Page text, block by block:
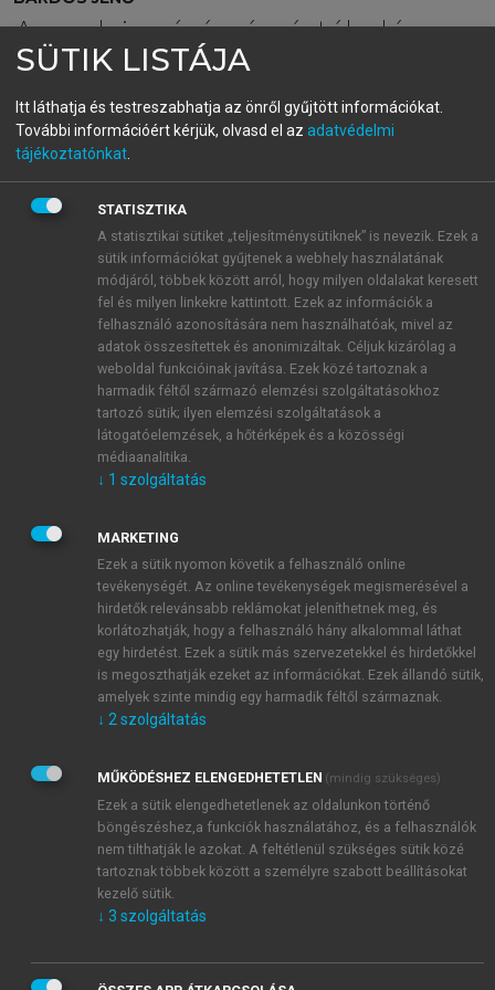
A nyelvi mérés és értékelés
elmélete és gyakorlata
menu_book OLVASÁS
A kilencvenes évek
A nyolcvanas évek végén már több olyan munka
jelent meg (Hughes, 1989;Weir, 1990), amely
mintegy előrevetíti a tesztösszeállítás, tesztfejlesztés
századvégi gyakorlatát. Hughes esetében például a
legfontosabb szakaszok a következők. Az első lépés a
problémafelvetés, amely természetesen
célelemzésbe megy át. A második lépés, amelyeket
Hughes „ megoldásoknak
kritériumszintjeinek tisztázása. Ebben a legfontosabb
elvárás az adott nyelvi készségek pontosság,
elfogadhatóság, megfelelés, sávszélesség és a
kiválasztott minta rugalmassága szerinti elbírálása. A
harmadik szakasz is a megoldások elnevezést viseli,
ebben kerül sor a teszt megírására, annak
hangsúlyozására, hogy a mintavétel mindig gazdag
kell legyen, komponensei a kiválasztás szempontjából
következik, a megoldási kulcs elkészítése, majd az
előtesztelés. A tesztfejlesztés negyedik és egyben
legfontosabb szakasza avalidáció, amely tömören
kritériumorientált validitásvizsgálatot jelent. Hughes
is hangsúlyozza a tesztspecifikáció jelentőségét, itt
kell pontosan leírni, hogy mi lesz a teszt tartalma (a
témáktól és műveletektől függően), illetve milyen a
SÜTIK LISTÁJA
Itt láthatja és testreszabhatja az önről gyűjtött információkat.
További információért kérjük, olvasd el az adatvédelmi
tájékoztatónkat
STATISZTIKA
A statisztikai sütiket „teljesítménysütiknek” is nevezik. Ezek a
sütik információkat gyűjtenek a webhely használatának
módjáról, többek között arról, hogy milyen oldalakat keresett
fel és milyen linkekre kattintott. Ezek az információk a
felhasználó azonosítására nem használhatóak, mivel az
adatok összesítettek és anonimizáltak. Céljuk kizárólag a
weboldal funkcióinak javítása. Ezek közé tartoznak a
harmadik féltől származó elemzési szolgáltatásokhoz
tartozó sütik; ilyen elemzési szolgáltatások a
látogatóelemzések, a hőtérképek és a közösségi
médiaanalitika.
↓ 1 szolgáltatás
MARKETING
Ezek a sütik nyomon követik a felhasználó online
tevékenységét. Az online tevékenységek megismerésével a
hirdetők relevánsabb reklámokat jeleníthetnek meg, és
korlátozhatják, hogy a felhasználó hány alkalommal láthat
egy hirdetést. Ezek a sütik más szervezetekkel és hirdetőkkel
is megoszthatják ezeket az információkat. Ezek állandó sütik,
amelyek szinte mindig egy harmadik féltől származnak.
↓ 2 szolgáltatás
MŰKÖDÉSHEZ ELENGEDHETETLEN (mindig szükséges)
Ezek a sütik elengedhetetlenek az oldalunkon történő
böngészéshez,a funkciók használatához, és a felhasználók
nem tilthatják le azokat. A feltétlenül szükséges sütik közé
tartoznak többek között a személyre szabott beállításokat
kezelő sütik.
↓ 3 szolgáltatás